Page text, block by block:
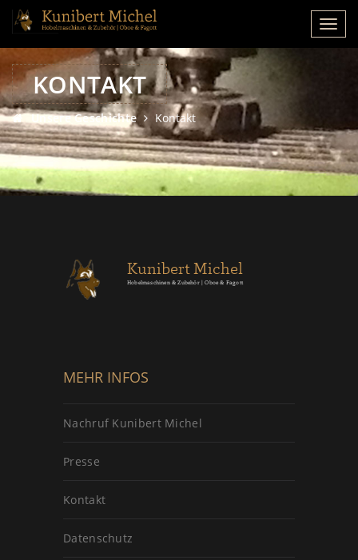
KONTAKT
Unsere Geschichte Kontakt
Kunibert Michel
Hobelmaschinen & Zubehör | Oboe & Fagott
MEHR INFOS
Nachruf Kunibert Michel
Presse
Kontakt
Datenschutz